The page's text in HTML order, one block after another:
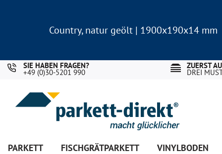
Country, natur geölt | 1900x190x14 mm
SIE HABEN FRAGEN?
+49 (0)30-5201 990
ZUERST
DREI
PARKETT FISCHGRÄTPARKETT VINYLBODEN